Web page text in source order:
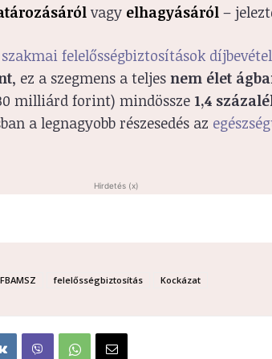
vagy elhagyásáról –
szakmai felelősségbiztosítások
, ez a szegmens a teljes nem élet
milliárd forint) mindössze 1,4
a legnagyobb részesedés az
Hirdetés (x)
FBAMSZ felelősségbiztosítás Kockázat